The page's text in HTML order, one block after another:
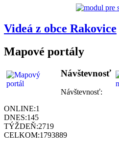
Videá z obce Rakovice
Mapové portály
Návštevnosť
Návštevnosť:
ONLINE:1
DNES:145
TÝŽDEŇ:2719
CELKOM:1793889